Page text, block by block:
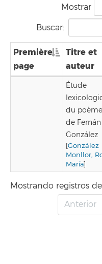
Mostrar
Buscar:
Première
page
Titre et
auteur
Étude
du poème
de Fernán
González
[González
Monllor,
María]
Mostrando registros
Anterior